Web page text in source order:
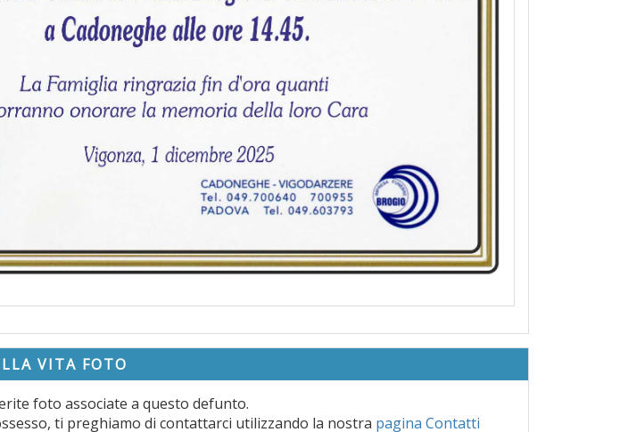
VITA FOTO
foto associate a questo defunto.
ti preghiamo di contattarci utilizzando la nostra pagina Contatti